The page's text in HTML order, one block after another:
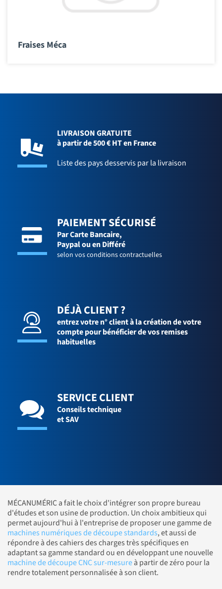
Fraises Méca
LIVRAISON GRATUITE
à partir de 500 € HT en France
Liste des pays desservis par la livraison
PAIEMENT SÉCURISÉ
Par Carte Bancaire,
Paypal ou en Différé
selon vos conditions contractuelles
DÉJÀ CLIENT ?
entrez votre n° client à la création de votre
compte pour bénéficier de vos remises
habituelles
SERVICE CLIENT
Conseils technique
et SAV
MÉCANUMÉRIC a fait le choix d'intégrer son propre bureau
d'études et son usine de production. Un choix ambitieux qui
permet aujourd'hui à l'entreprise de proposer une gamme de
machines numériques de découpe standards, et aussi de
répondre à des cahiers des charges très spécifiques en
adaptant sa gamme standard ou en développant une nouvelle
machine de découpe CNC sur-mesureà partir de zéro pour la
rendre totalement personnalisée à son client.